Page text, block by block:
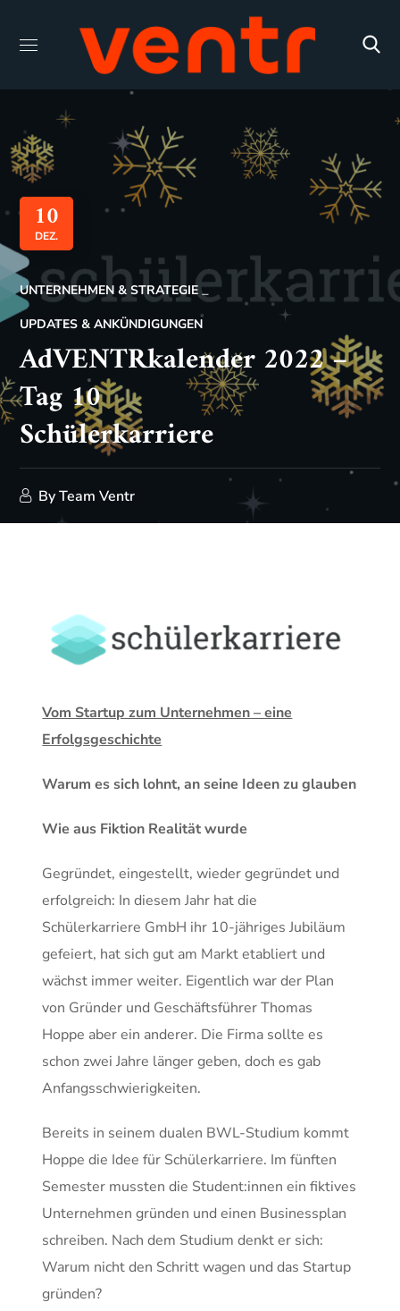
10
DEZ.
UNTERNEHMEN & STRATEGIE
UPDATES & ANKÜNDIGUNGEN
AdVENTRkalender 2022 –
Tag 10
Schülerkarriere
ByTeam Ventr
Vom Startup zum Unternehmen – eine
Erfolgsgeschichte
Warum es sich lohnt, an seine Ideen zu glauben
Wie aus Fiktion Realität wurde
Gegründet, eingestellt, wieder gegründet und
erfolgreich: In diesem Jahr hat die
Schülerkarriere GmbH ihr 10-jähriges Jubiläum
gefeiert, hat sich gut am Markt etabliert und
wächst immer weiter. Eigentlich war der Plan
von Gründer und Geschäftsführer Thomas
Hoppe aber ein anderer. Die Firma sollte es
schon zwei Jahre länger geben, doch es gab
Anfangsschwierigkeiten.
Bereits in seinem dualen BWL-Studium kommt
Hoppe die Idee für Schülerkarriere. Im fünften
Semester mussten die Student:innen ein fiktives
Unternehmen gründen und einen Businessplan
schreiben. Nach dem Studium denkt er sich:
Warum nicht den Schritt wagen und das Startup
gründen?